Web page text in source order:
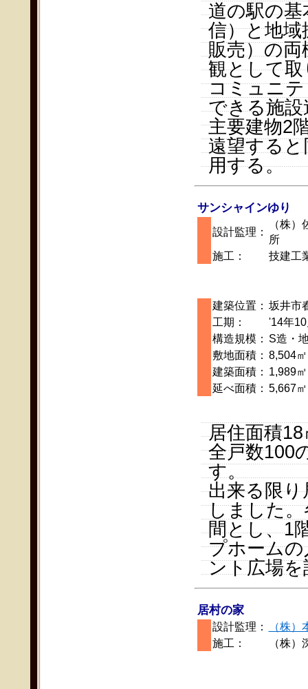
道の駅の基
信）と地域
販売）の両
観として
コミュニ
できる施
主要建物2
遠望する
用する。
サンシャインゆり
設計監理：
（株
所
施工：
技建工
建築位置： 坂井市
工期：
'14年
構造規模： S造・
敷地面積： 8,504㎡
建築面積： 1,989㎡
延べ面積： 5,667㎡
居住面積
全戸数100
す。
出来る限
しました。
間とし、1
プホーム
ント広場
居村の家
設計監理：
（株
施工：
（株）